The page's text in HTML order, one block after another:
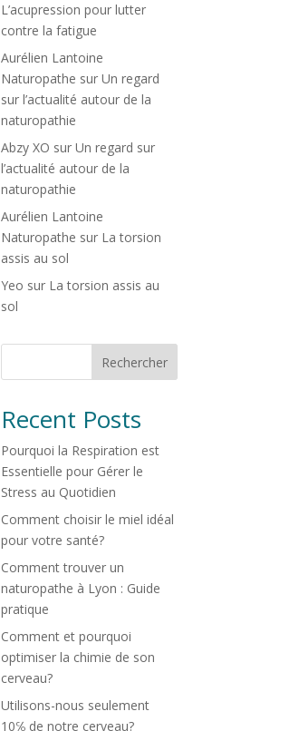
L’acupression pour lutter
contre la fatigue
Aurélien Lantoine
Naturopathe surUn regard
sur l’actualité autour de la
naturopathie
Abzy XO surUn regard sur
l’actualité autour de la
naturopathie
Aurélien Lantoine
Naturopathe sur La torsion
assis au sol
Yeo sur La torsion assis au
sol
Rechercher
Recent Posts
Pourquoi la Respiration est
Essentielle pour Gérer le
Stress au Quotidien
Comment choisir le miel idéal
pour votre santé?
Comment trouver un
naturopathe à Lyon : Guide
pratique
Comment et pourquoi
optimiser la chimie de son
cerveau?
Utilisons-nous seulement
10℅ de notre cerveau?